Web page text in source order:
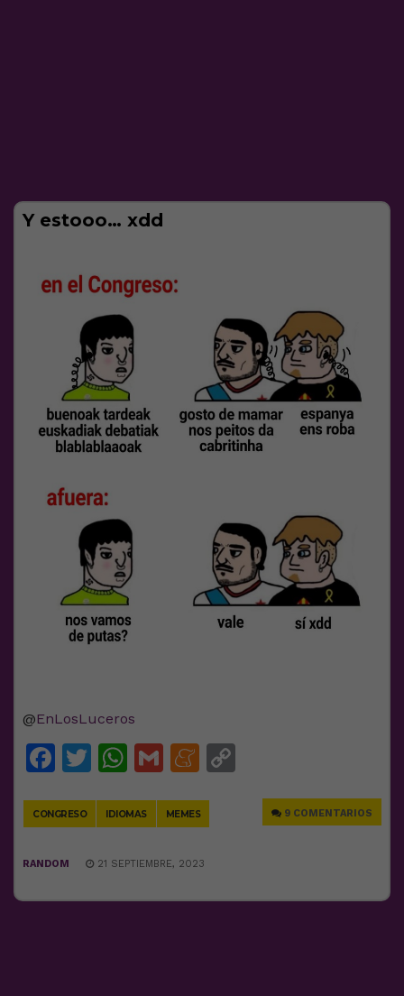
Y estooo… xdd
@EnLosLuceros
Facebook
Twitter
WhatsApp
GmailMeneame
CONGRESO IDIOMAS MEMES 9 COMENTARIOS
RANDOM 21 SEPTIEMBRE, 2023